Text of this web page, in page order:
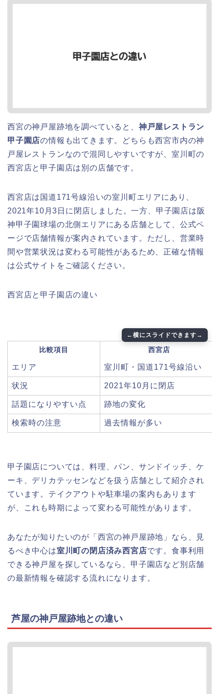
西宮の神戸屋跡地を調べていると、 神戸屋レストラン
甲子園店の情報も出てきます。どちらも西宮市内の神
戸屋レストランなので混同しやすいですが、室川町の
西宮店と甲子園店は別の店舗です。
西宮店は国道171号線沿いの室川町エリアにあり、
2021年10月3日に閉店しました。一方、甲子園店は阪
神甲子園球場の北側エリアにある店舗として、公式ペ
ージで店舗情報が案内されています。ただし、営業時
間や営業状況は変わる可能性があるため、正確な情報
は公式サイトをご確認ください。
西宮店と甲子園店の違い
比較項目 西宮店
エリア 室川町・国道171号線沿い
状況 2021年10月に閉店
話題になりやすい点 跡地の変化
検索時の注意 過去情報が多い
甲子園店については、料理、パン、サンドイッチ、ケ
ーキ、デリカテッセンなどを扱う店舗として紹介され
ています。テイクアウトや駐車場の案内もあります
が、これも時期によって変わる可能性があります。
あなたが知りたいのが「西宮の神戸屋跡地」なら、見
るべき中心は室川町の閉店済み西宮店です。食事利用
できる神戸屋を探しているなら、甲子園店など別店舗
の最新情報を確認する流れになります。
芦屋の神戸屋跡地との違い